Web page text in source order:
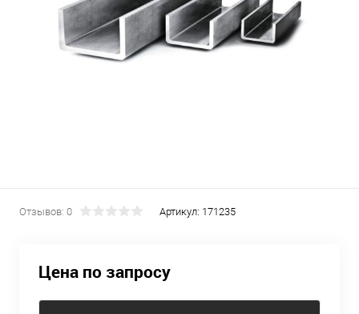
Отзывов: 0 Артикул: 171235
Цена по запросу